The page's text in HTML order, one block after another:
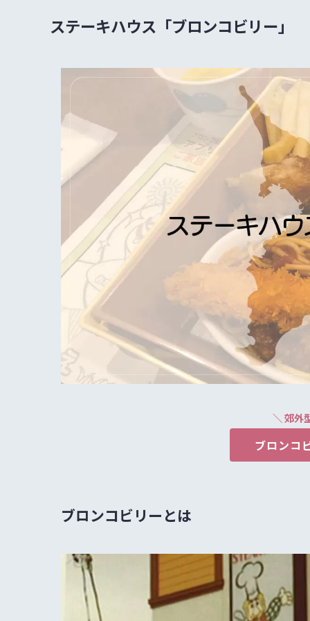
ステーキハウス「ブロンコビリー」
＼ 郊外
ブロンコ
ブロンコビリーとは